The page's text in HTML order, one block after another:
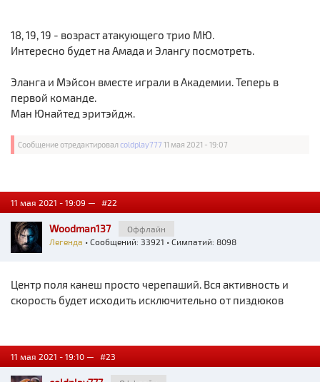
18, 19, 19 - возраст атакующего трио МЮ.
Интересно будет на Амада и Элангу посмотреть.
Эланга и Мэйсон вместе играли в Академии. Теперь в
первой команде.
Ман Юнайтед эритэйдж.
Сообщение отредактировалcoldplay777 11 мая 2021 - 19:07
11 мая 2021 - 19:09 — #22
Woodman137
Оффлайн
Легенда • Сообщений: 33921 • Симпатий: 8098
Центр поля канеш просто черепаший. Вся активность и
скорость будет исходить исключительно от пиздюков
11 мая 2021 - 19:10 — #23